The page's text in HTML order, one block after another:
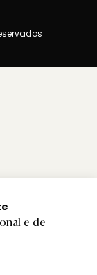
e de